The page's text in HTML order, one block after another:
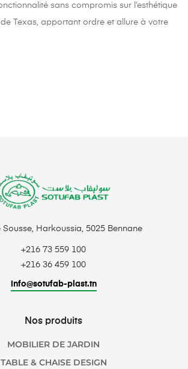
sans compromis sur l’esthétique
Texas, apportant ordre et allure à votre
Sousse, Harkoussia, 5025 Bennane
+216 73 559 100
+216 36 459 100
info@sotufab-plast.tn
Nos produits
MOBILIER DE JARDIN
TABLE & CHAISE DESIGN